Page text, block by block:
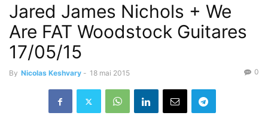
Jared James Nichols + We
Are FAT Woodstock Guitares
17/05/15
By Nicolas Keshvary - 18 mai 2015 0